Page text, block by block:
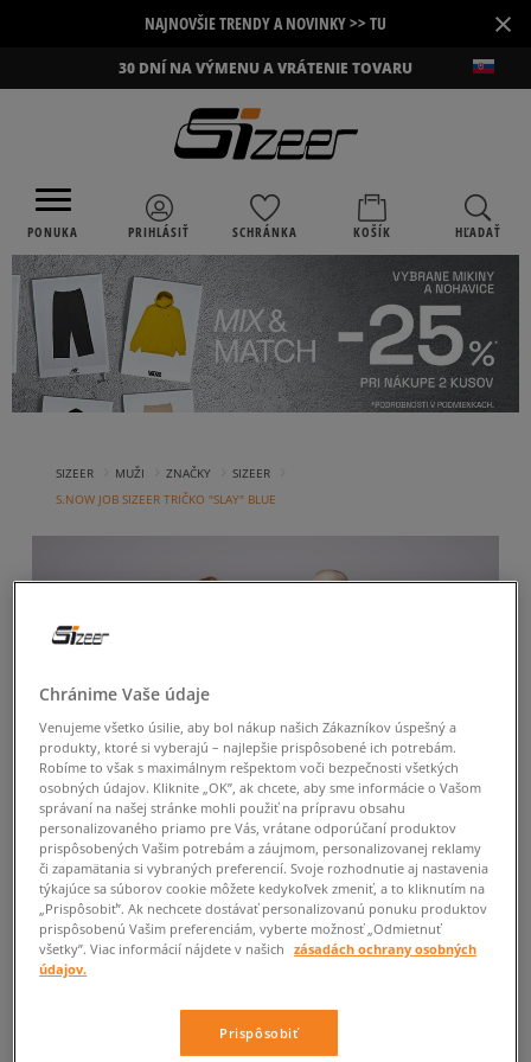
NAJNOVŠIE TRENDY A NOVINKY >> TU ×
30 DNÍ NA VÝMENU A VRÁTENIE TOVARU
PONUKA PRIHLÁSIŤ SCHRÁNKA KOŠÍK HĽADAŤ
SIZEER MUŽI ZNAČKY SIZEER
S.NOW JOB SIZEER TRIČKO "SLAY" BLUE
Chránime Vaše údaje
Venujeme všetko úsilie, aby bol nákup našich Zákazníkov úspešný a
produkty, ktoré si vyberajú – najlepšie prispôsobené ich potrebám.
Robíme to však s maximálnym rešpektom voči bezpečnosti všetkých
osobných údajov. Kliknite „OK”, ak chcete, aby sme informácie o Vašom
správaní na našej stránke mohli použiť na prípravu obsahu
personalizovaného priamo pre Vás, vrátane odporúčaní produktov
prispôsobených Vašim potrebám a záujmom, personalizovanej reklamy
či zapamätania si vybraných preferencií. Svoje rozhodnutie aj nastavenia
týkajúce sa súborov cookie môžete kedykoľvek zmeniť, a to kliknutím na
„Prispôsobiť”. Ak nechcete dostávať personalizovanú ponuku produktov
prispôsobenú Vašim preferenciám, vyberte možnosť „Odmietnuť
všetky”. Viac informácií nájdete v našich
zásadách ochrany osobných
údajov.
Prispôsobiť